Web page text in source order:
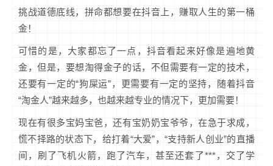
挑战道德底线，拼命都想要在抖音上，赚取人生的第一桶
金！
可惜的是，大家都忘了一点，抖音看起来好像是遍地黄
金，但是，要想淘得金子的话，不但需要有一定的技术，
还要有一定的“狗屎运”，更需要有一定的坚持，随着抖音
“淘金人”越来越多，也越来越专业的情况下，更加需要！
现在有很多宝妈宝爸，还有宝奶奶宝爷爷，在急于求成，
慌不择路的状态下，给打着“大爱”，“支持新人创业”的直播
间，刷了飞机火箭，跑了汽车，甚至还套了***，交了学